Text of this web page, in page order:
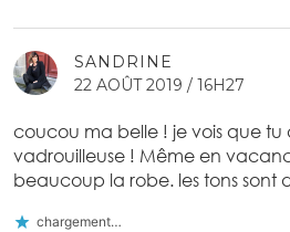
SANDRINE
22 AOÛT 2019 / 16H27
coucou ma belle ! je vois que
vadrouilleuse ! Même en
beaucoup la robe. les tons sont
chargement…